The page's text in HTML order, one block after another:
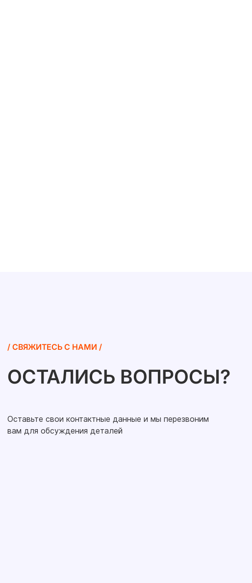
/ СВЯЖИТЕСЬ С НАМИ /
ОСТАЛИСЬ ВОПРОСЫ?
Оставьте свои контактные данные и мы перезвоним
вам для обсуждения деталей